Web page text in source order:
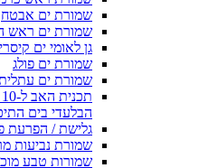
שמורת ים אבטח
שמורת ים ראש
גן לאומי ים
שמורת ים פולג
שמורת ים
הבלעדי בים
גלישת / הפרעת
שמורת נביעות
שמורות טבע